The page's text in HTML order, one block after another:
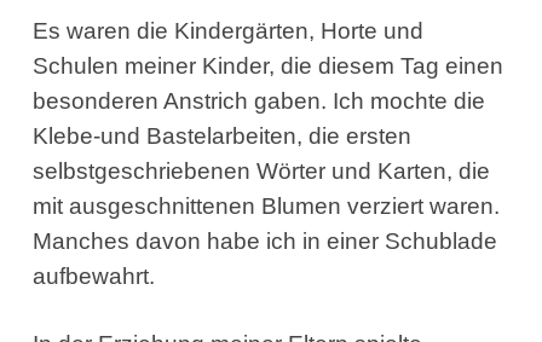
Es waren die Kindergärten, Horte und
Schulen meiner Kinder, die diesem Tag einen
besonderen Anstrich gaben. Ich mochte die
Klebe-und Bastelarbeiten, die ersten
selbstgeschriebenen Wörter und Karten, die
mit ausgeschnittenen Blumen verziert waren.
Manches davon habe ich in einer Schublade
aufbewahrt.